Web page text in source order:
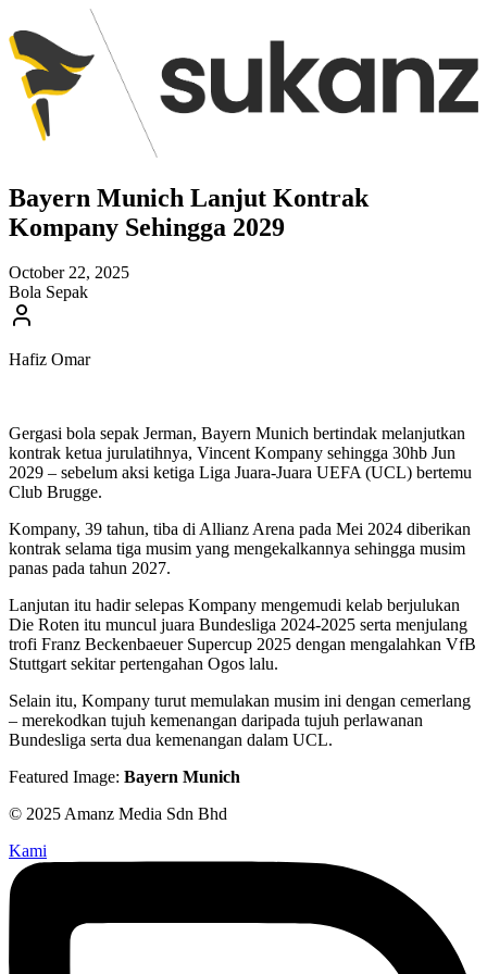
Bayern Munich Lanjut Kontrak
Kompany Sehingga 2029
October 22, 2025
Bola Sepak
Hafiz Omar
Gergasi bola sepak Jerman, Bayern Munich bertindak melanjutkan
kontrak ketua jurulatihnya, Vincent Kompany sehingga 30hb Jun
2029 – sebelum aksi ketiga Liga Juara-Juara UEFA (UCL) bertemu
Club Brugge.
Kompany, 39 tahun, tiba di Allianz Arena pada Mei 2024 diberikan
kontrak selama tiga musim yang mengekalkannya sehingga musim
panas pada tahun 2027.
Lanjutan itu hadir selepas Kompany mengemudi kelab berjulukan
Die Roten itu muncul juara Bundesliga 2024-2025 serta menjulang
trofi Franz Beckenbaeuer Supercup 2025 dengan mengalahkan VfB
Stuttgart sekitar pertengahan Ogos lalu.
Selain itu, Kompany turut memulakan musim ini dengan cemerlang
– merekodkan tujuh kemenangan daripada tujuh perlawanan
Bundesliga serta dua kemenangan dalam UCL.
Featured Image: Bayern Munich
© 2025 Amanz Media Sdn Bhd
Kami